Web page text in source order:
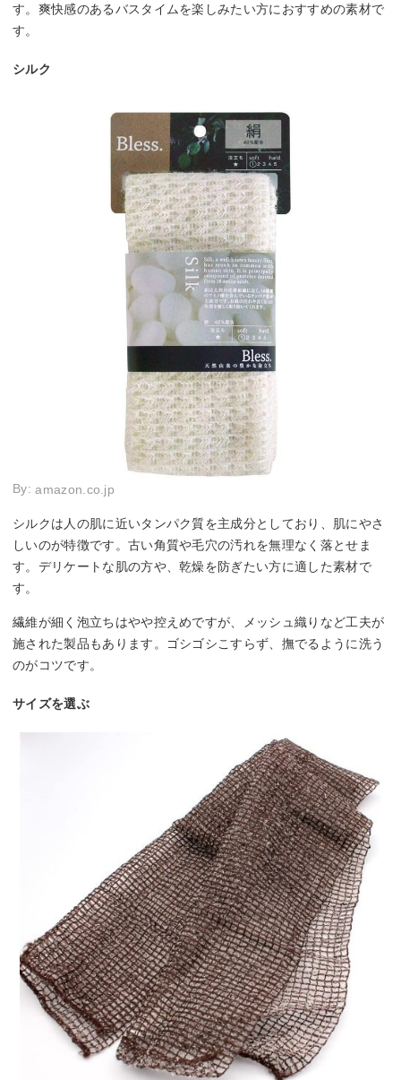
す。爽快感のあるバスタイムを楽しみたい方におすすめの素材で
す。
シルク
By:amazon.co.jp
シルクは人の肌に近いタンパク質を主成分としており、肌にやさ
しいのが特徴です。古い角質や毛穴の汚れを無理なく落とせま
す。デリケートな肌の方や、乾燥を防ぎたい方に適した素材で
す。
繊維が細く泡立ちはやや控えめですが、メッシュ織りなど工夫が
施された製品もあります。ゴシゴシこすらず、撫でるように洗う
のがコツです。
サイズを選ぶ